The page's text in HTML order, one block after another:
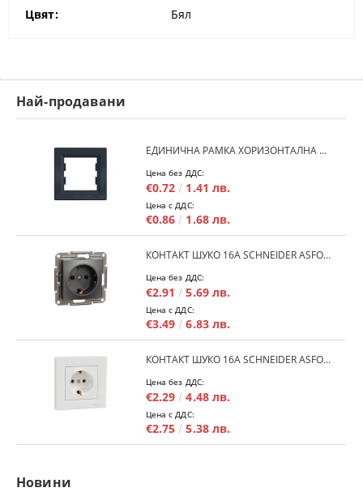
Цвят:
Бял
Най-продавани
ЕДИНИЧНА РАМКА ХОРИЗОНТАЛНА SCHNEIDER ASFORA EPH5800171 - АНТРАЦИТ
Цена без ДДС:
€0.72 1.41 лв.
Цена с ДДС:
€0.86 1.68 лв.
КОНТАКТ ШУКО 16A SCHNEIDER ASFORA EPH2900171 - АНРАЦИТ
Цена без ДДС:
€2.91 5.69 лв.
Цена с ДДС:
€3.49 6.83 лв.
КОНТАКТ ШУКО 16A SCHNEIDER ASFORA EPH2900121 - БЯЛ
Цена без ДДС:
€2.29 4.48 лв.
Цена с ДДС:
€2.75 5.38 лв.
Новини